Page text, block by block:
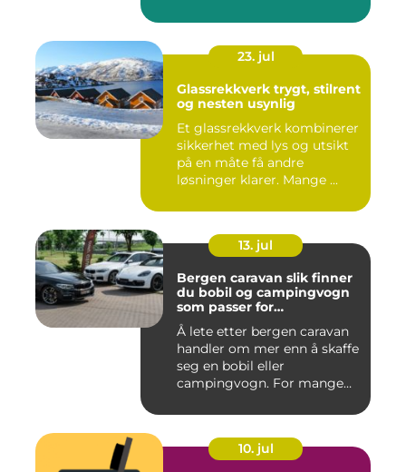
23. jul
Glassrekkverk trygt, stilrent
og nesten usynlig
Et glassrekkverk kombinerer
sikkerhet med lys og utsikt
på en måte få andre
løsninger klarer. Mange ...
13. jul
Bergen caravan slik finner
du bobil og campingvogn
som passer for
vestlandsværet
Å lete etter bergen caravan
handler om mer enn å skaffe
seg en bobil eller
campingvogn. For mange
10. jul